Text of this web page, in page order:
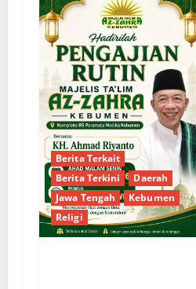
Berita Terkait
Berita Terkini
Daerah
Jawa Tengah
Kebumen
Religi